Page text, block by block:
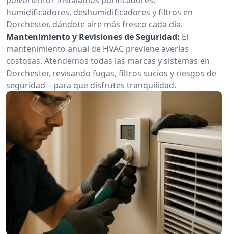
humidificadores, deshumidificadores y filtros en
Dorchester, dándote aire más fresco cada día.
Mantenimiento y Revisiones de Seguridad: El
mantenimiento anual de HVAC previene averías
costosas. Atendemos todas las marcas y sistemas en
Dorchester, revisando fugas, filtros sucios y riesgos de
seguridad—para que disfrutes tranquilidad.